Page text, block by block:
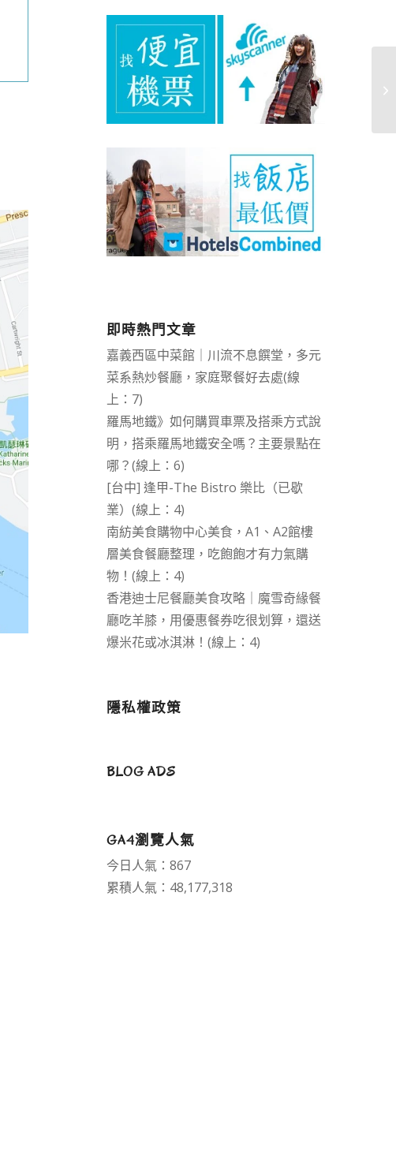
即時熱門文章
嘉義西區中菜館｜川流不息饌堂，多元
菜系熱炒餐廳，家庭聚餐好去處(線
上：7)
羅馬地鐵》如何購買車票及搭乘方式說
明，搭乘羅馬地鐵安全嗎？主要景點在
哪？(線上：6)
[台中] 逢甲-The Bistro 樂比（已歇
業）(線上：4)
南紡美食購物中心美食，A1、A2館樓
層美食餐廳整理，吃飽飽才有力氣購
物！(線上：4)
香港迪士尼餐廳美食攻略｜魔雪奇緣餐
廳吃羊膝，用優惠餐券吃很划算，還送
爆米花或冰淇淋！(線上：4)
隱私權政策
BLOG ADS
GA4瀏覽人氣
今日人氣：867
累積人氣：48,177,318